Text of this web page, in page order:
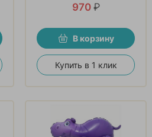
970 ₽
В корзину
Купить в 1 клик